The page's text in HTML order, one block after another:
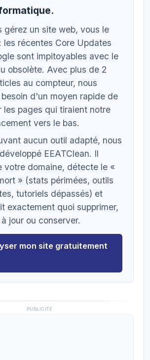
gérez un site web, vous le
les récentes Core Updates
sont impitoyables avec le
obsolète. Avec plus de 2
au compteur, nous
d'un moyen rapide de
les pages qui tiraient notre
vers le bas.
aucun outil adapté, nous
EEATClean. Il
votre domaine, détecte le «
» (stats périmées, outils
tutoriels dépassés) et
exactement quoi supprimer,
jour ou conserver.
mon site gratuitement
PUBLICITÉ